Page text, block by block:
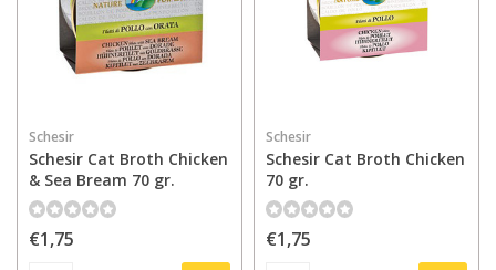
Schesir
Schesir Cat Broth Chicken
& Sea Bream 70 gr.
€1,75
Schesir
Schesir Cat Broth Chicken
70 gr.
€1,75